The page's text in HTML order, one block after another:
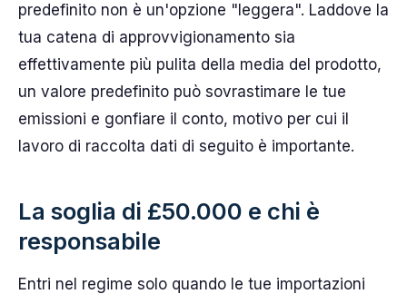
predefinito non è un'opzione "leggera". Laddove la
tua catena di approvvigionamento sia
effettivamente più pulita della media del prodotto,
un valore predefinito può sovrastimare le tue
emissioni e gonfiare il conto, motivo per cui il
lavoro di raccolta dati di seguito è importante.
La soglia di £50.000 e chi è
responsabile
Entri nel regime solo quando le tue importazioni